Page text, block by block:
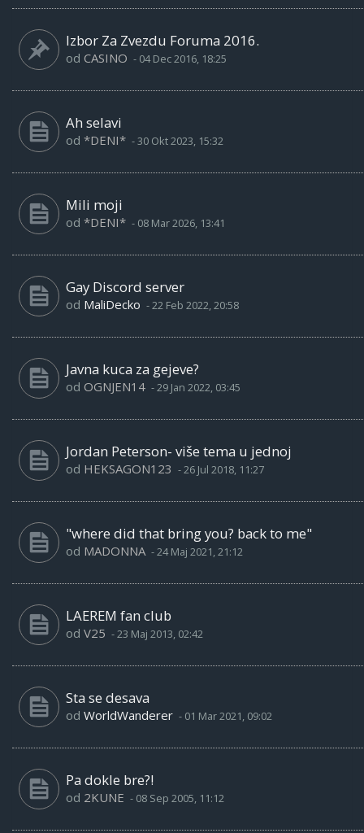
Izbor Za Zvezdu Foruma 2016.
od CASINO - 04 Dec 2016, 18:25
Ah selavi
od *DENI* -30 Okt 2023, 15:32
Mili moji
od *DENI* - 08 Mar 2026, 13:41
Gay Discord server
od MaliDecko -22 Feb 2022, 20:58
Javna kuca za gejeve?
od OGNJEN14 -29 Jan 2022, 03:45
Jordan Peterson- više tema u jednoj
od HEKSAGON123 -26 Jul 2018, 11:27
"where did that bring you? back to me"
od MADONNA -24 Maj 2021, 21:12
LAEREM fan club
od V25 -23 Maj 2013, 02:42
Sta se desava
od WorldWanderer - 01 Mar 2021, 09:02
Pa dokle bre?!
od 2KUNE - 08 Sep 2005, 11:12